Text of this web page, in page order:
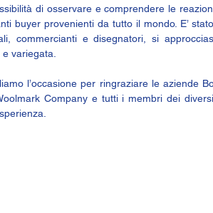
di osservare e comprendere le
buyer provenienti da tutto il mondo. E’
commercianti e disegnatori, si
variegata.
l’occasione per ringraziare le aziende
Company e tutti i membri dei